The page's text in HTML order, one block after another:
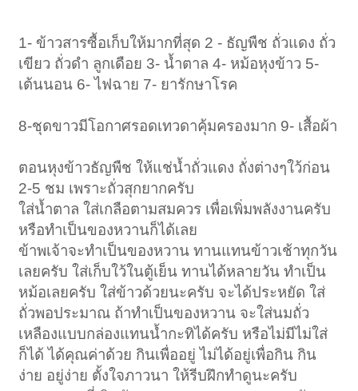
1- ข้าวสารซื้อเก็บให้มากที่สุด 2 - ธัญพืช ถั่วแดง ถั่ว
เขียว ถั่วดำ ลูกเดือย 3- น้ำตาล 4- หม้อหุงข้าว 5-
เต้นนอน 6- ไฟฉาย 7- ยารักษาโรค
8-ชุดขาวมีโอกาศรอดเทวดาคุ้มครองมาก 9- เสื้อผ้า
ตอนหุงข้าวธัญพืช ให้แช่น้ำถั่วแดง ถั่งต่างๆใว้ก่อน
2-5 ชม เพราะถั่วสุกยากครับ
ใส่น้ำตาล ใส่เกลือตามสมควร เพื่อเพิ่มพลังงานครับ
หรือทำเป็นของหวานก็ได้เลย
ข้าพเจ้าจะทำเป็นของหวาน ทานแทนข้าวเช้าทุกวัน
เลยครับ ใส่เก็บใว้ในตู้เย็น ทานได้หลายวัน ทำเป็น
หม้อเลยครับ ใส่ข้าวด้วยนะครับ จะได้ประหยัด ใส่
ถั่วพอประมาณ ถ้าทำเป็นของหวาน จะใส่นมถั่ว
เหลืองแบบกล่องแทนน้ำกะทิได้ครับ หรือไม่มีไม่ใส่
ก็ได้ ได้คุณค่าด้วย กินเพื่ออยู่ ไม่ได้อยู่เพื่อกิน กิน
ง่าย อยู่ง่าย ตั้งใจภาวนา ให้รีบฝึกทำดูนะครับ